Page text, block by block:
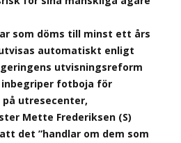
som döms till minst ett års
automatiskt enligt
utvisningsreform
inbegriper fotboja för
utresecenter,
Mette Frederiksen (S)
det ”handlar om dem som